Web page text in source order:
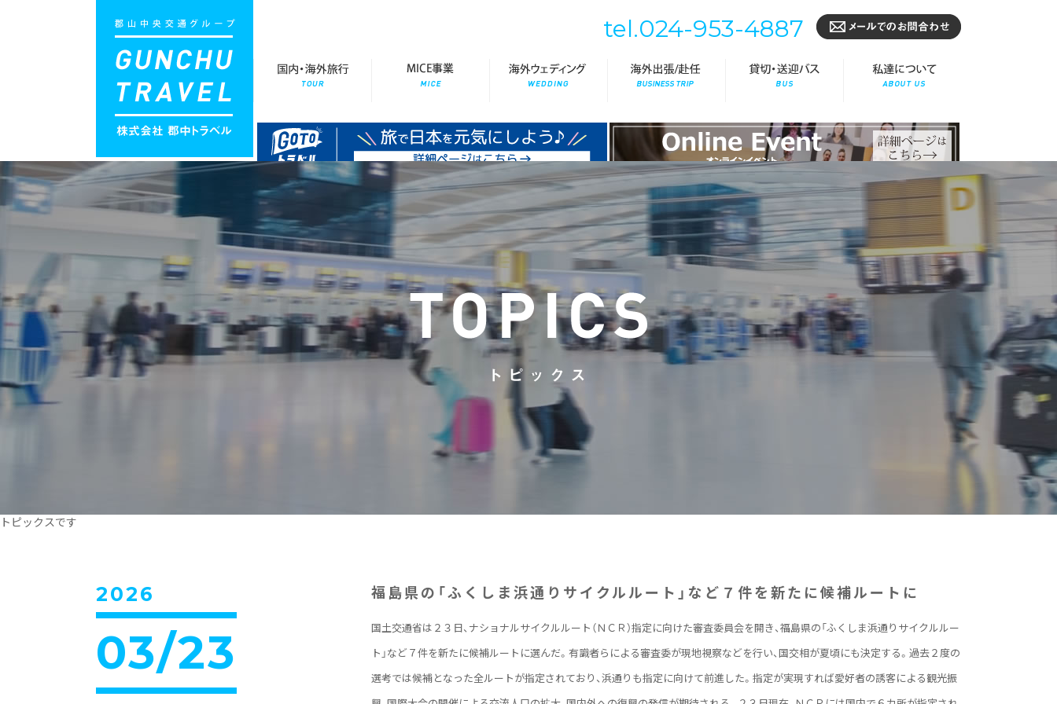
営業時間：9:00〜18:00 tel.024-953-4887
国内・海外旅行 MICE事業 海外ウェディング 海外出張/赴任 貸切・送迎バス
トピックスです
2026
03/23
福島県の「ふくしま浜通りサイクルルート」など７件を新たに候補ルートに
国土交通省は２３日、ナショナルサイクルルート（ＮＣＲ）指定に向けた審査委員会を開き、福島県の「ふくしま浜通りサイクルルー
ト」など７件を新たに候補ルートに選んだ。有識者らによる審査委が現地視察などを行い、国交相が夏頃にも決定する。過去２度の
選考では候補となった全ルートが指定されており、浜通りも指定に向けて前進した。指定が実現すれば愛好者の誘客による観光振